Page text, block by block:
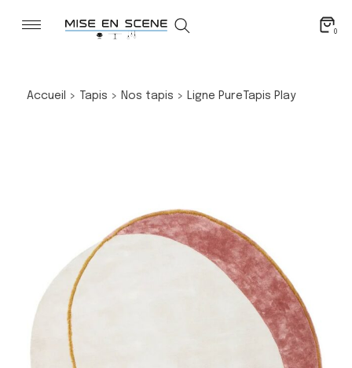
0
Accueil > Tapis > Nos tapis > Ligne Pure Tapis Play